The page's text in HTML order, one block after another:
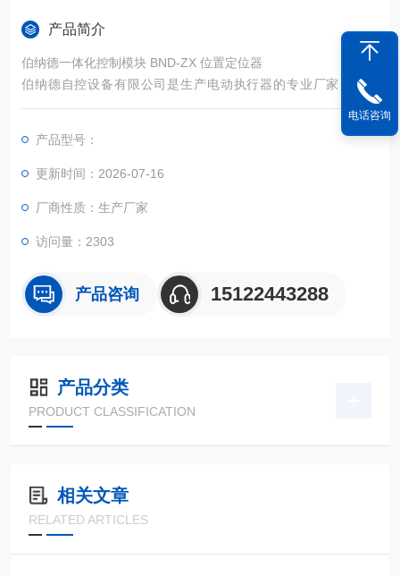
产品简介
伯纳德一体化控制模块 BND-ZX 位置定位器
伯纳德自控设备有限公司是生产电动执行器的专业厂家，更新
快、可靠性高、性能稳定、安装调试及维护方便等特点。变力矩
执行器组合结构是本公司的*设计构思。模块组件互换性高，具有
多样化的信号制式。本公司的电动执行器广泛应用于各行各业，
包括电力、钢铁、炼油、天然气、水处理、燃气热力、造船、汽
产品型号：
更新时间：2026-07-16
厂商性质：生产厂家
访问量：2303
产品咨询 15122443288
产品分类
PRODUCT CLASSIFICATION
相关文章
RELATED ARTICLES
电话咨询